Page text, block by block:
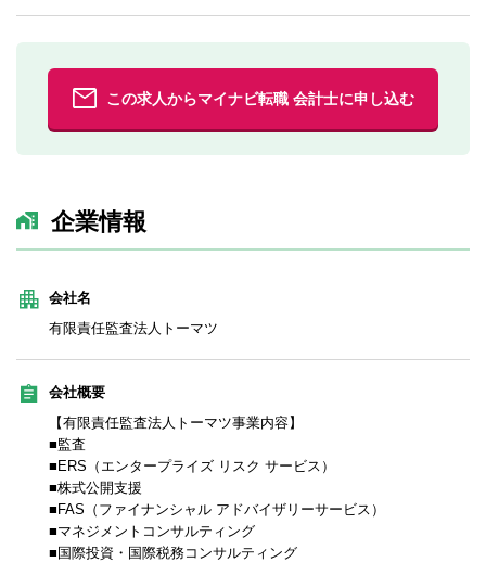
この求人からマイナビ転職 会計士に申し込む
企業情報
会社名
有限責任監査法人トーマツ
会社概要
【有限責任監査法人トーマツ事業内容】
■監査
■ERS（エンタープライズ リスク サービス）
■株式公開支援
■FAS（ファイナンシャル アドバイザリーサービス）
■マネジメントコンサルティング
■国際投資・国際税務コンサルティング